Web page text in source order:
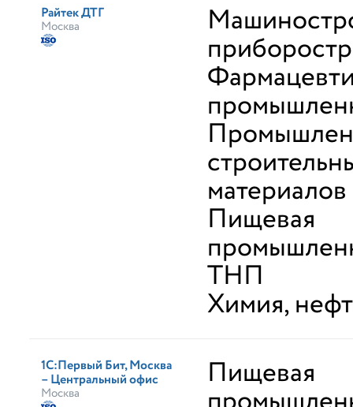
Райтек ДТГ
Москва
материалов
Пищевая
ТНП
Химия,
1С:Первый Бит, Москва
– Центральный офис
Москва
Пищевая